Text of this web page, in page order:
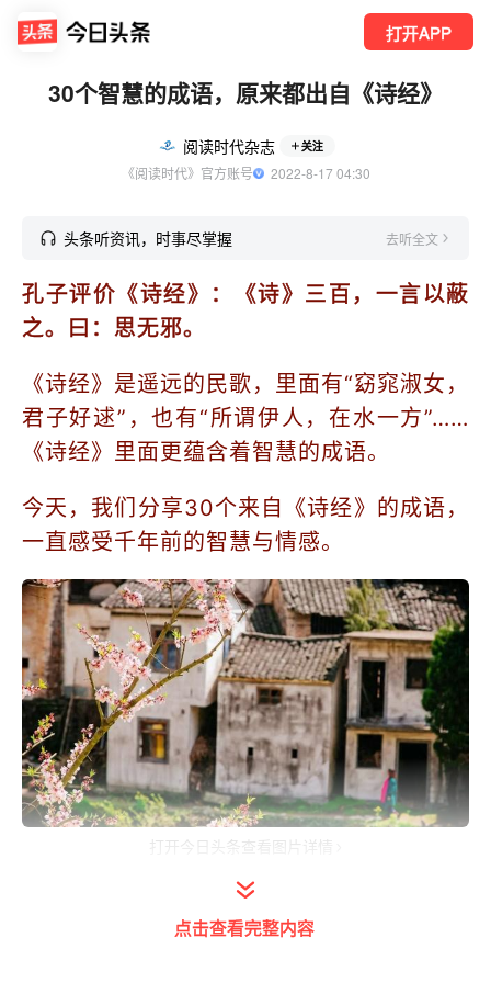
打开APP
30个智慧的成语，原来都出自《诗经》
阅读时代杂志 关注
《阅读时代》官方账号
  2022-8-17 04:30
头条听资讯，时事尽掌握 去听全文
孔子评价《诗经》：《诗》三百，一言以蔽
之。曰：思无邪。
《诗经》是遥远的民歌，里面有“窈窕淑女，
君子好逑”，也有“所谓伊人，在水一方”……
《诗经》里面更蕴含着智慧的成语。
今天，我们分享30个来自《诗经》的成语，
一直感受千年前的智慧与情感。
打开今日头条查看图片详情
【窈窕淑女】
点击查看完整内容